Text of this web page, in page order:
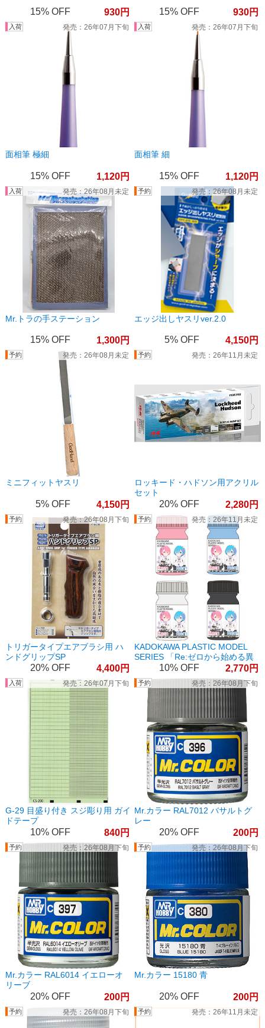
15% 930 15% 930
面相筆 極細
26年07月下旬
15% 1,120
面相筆 細
26年07月下旬
15% 1,120
Mr.トラの手ステーション
26年08月未定
15% 1,300
エッジ出しヤスリver.2.0
26年08月未定
5% 4,150
ミニフィットヤスリ
26年08月未定
5% 4,150
ロッキード・ハドソン用アクリル
セット
26年11月未定
20% 2,280
トリガータイプエアブラシ用 ハ
ンドグリップSP
26年08月下旬
20% 4,400
KADOKAWA PLASTIC MODEL
SERIES 「Re:ゼロから始める異
世界生活」ラムレム スペシャル
カラーセット
26年11月未定
10% 2,770
G-29 目盛り付き スジ彫り用 ガイ
ドテープ
26年07月下旬
10% 840
Mr.カラー RAL7012 バサルトグ
レー
26年08月下旬
20% 200
Mr.カラー RAL6014 イエローオ
リーブ
26年08月下旬
20% 200
Mr.カラー 15180 青
26年08月下旬
20% 200
26年08月下旬 26年11月未定